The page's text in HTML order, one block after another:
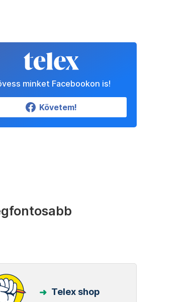
minket Facebookon is!
Követem!
Telex shop